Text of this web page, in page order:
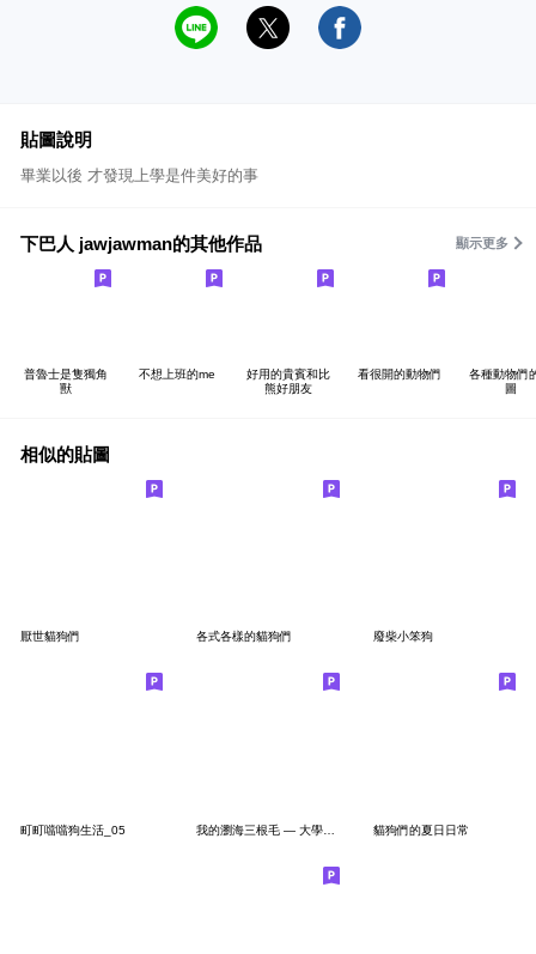
貼圖說明
畢業以後 才發現上學是件美好的事
下巴人 jawjawman的其他作品 顯示更多
普魯士是隻獨角
獸
不想上班的me
好用的貴賓和比
熊好朋友
看很開的動物們
各種動物們
圖
相似的貼圖
厭世貓狗們 各式各樣的貓狗們 廢柴小笨狗
町町噹噹狗生活_05 貓狗們的夏日日常